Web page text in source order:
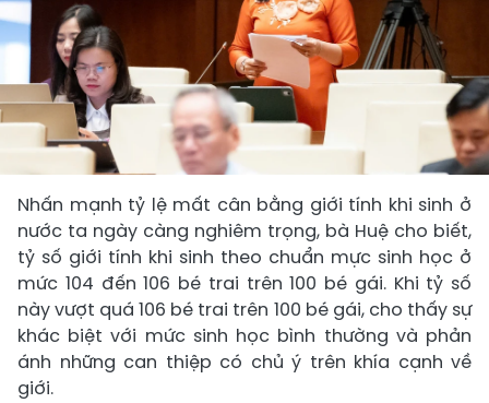
Nhấn mạnh tỷ lệ mất cân bằng giới tính khi sinh ở
nước ta ngày càng nghiêm trọng, bà Huệ cho biết,
tỷ số giới tính khi sinh theo chuẩn mực sinh học ở
mức 104 đến 106 bé trai trên 100 bé gái. Khi tỷ số
này vượt quá 106 bé trai trên 100 bé gái, cho thấy sự
khác biệt với mức sinh học bình thường và phản
ánh những can thiệp có chủ ý trên khía cạnh về
giới.